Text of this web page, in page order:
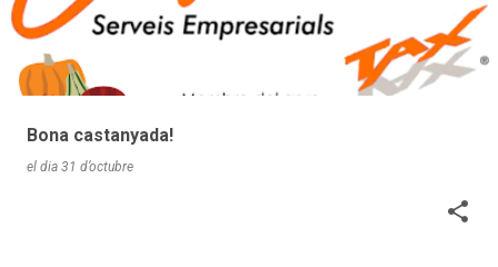
Bona castanyada!
el dia 31 d’octubre